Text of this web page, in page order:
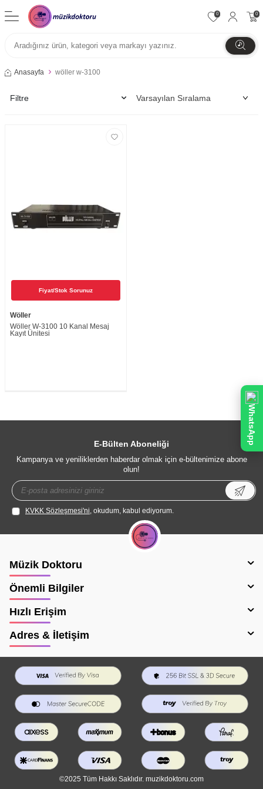
0 0
Anasayfa wöller w-3100
Filtre
Fiyat/Stok Sorunuz
Wöller
Wöller W-3100 10 Kanal Mesaj
Kayıt Ünitesi
E-Bülten Aboneliği
Kampanya ve yeniliklerden haberdar olmak için e-bültenimize abone
olun!
KVKK Sözleşmesi'ni, okudum, kabul ediyorum.
Müzik Doktoru
Önemli Bilgiler
Hızlı Erişim
Adres & İletişim
©2025 Tüm Hakkı Saklıdır. muzikdoktoru.com
WhatsApp